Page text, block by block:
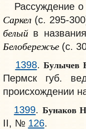
Рассуждение о
Саркел (с. 295-
белый в
Белобережъе (с.
1398. Булычев
Пермск губ.
происхождении
1399. Бунаков
II, № 126.